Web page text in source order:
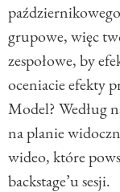
grupowe, więc
zespołowe, by
oceniacie efekty
Model? Według
na planie
wideo, które
backstage’u sesji.